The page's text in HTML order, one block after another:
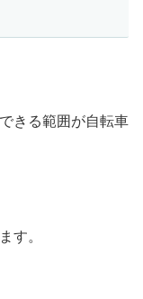
きる範囲が自転車
す。